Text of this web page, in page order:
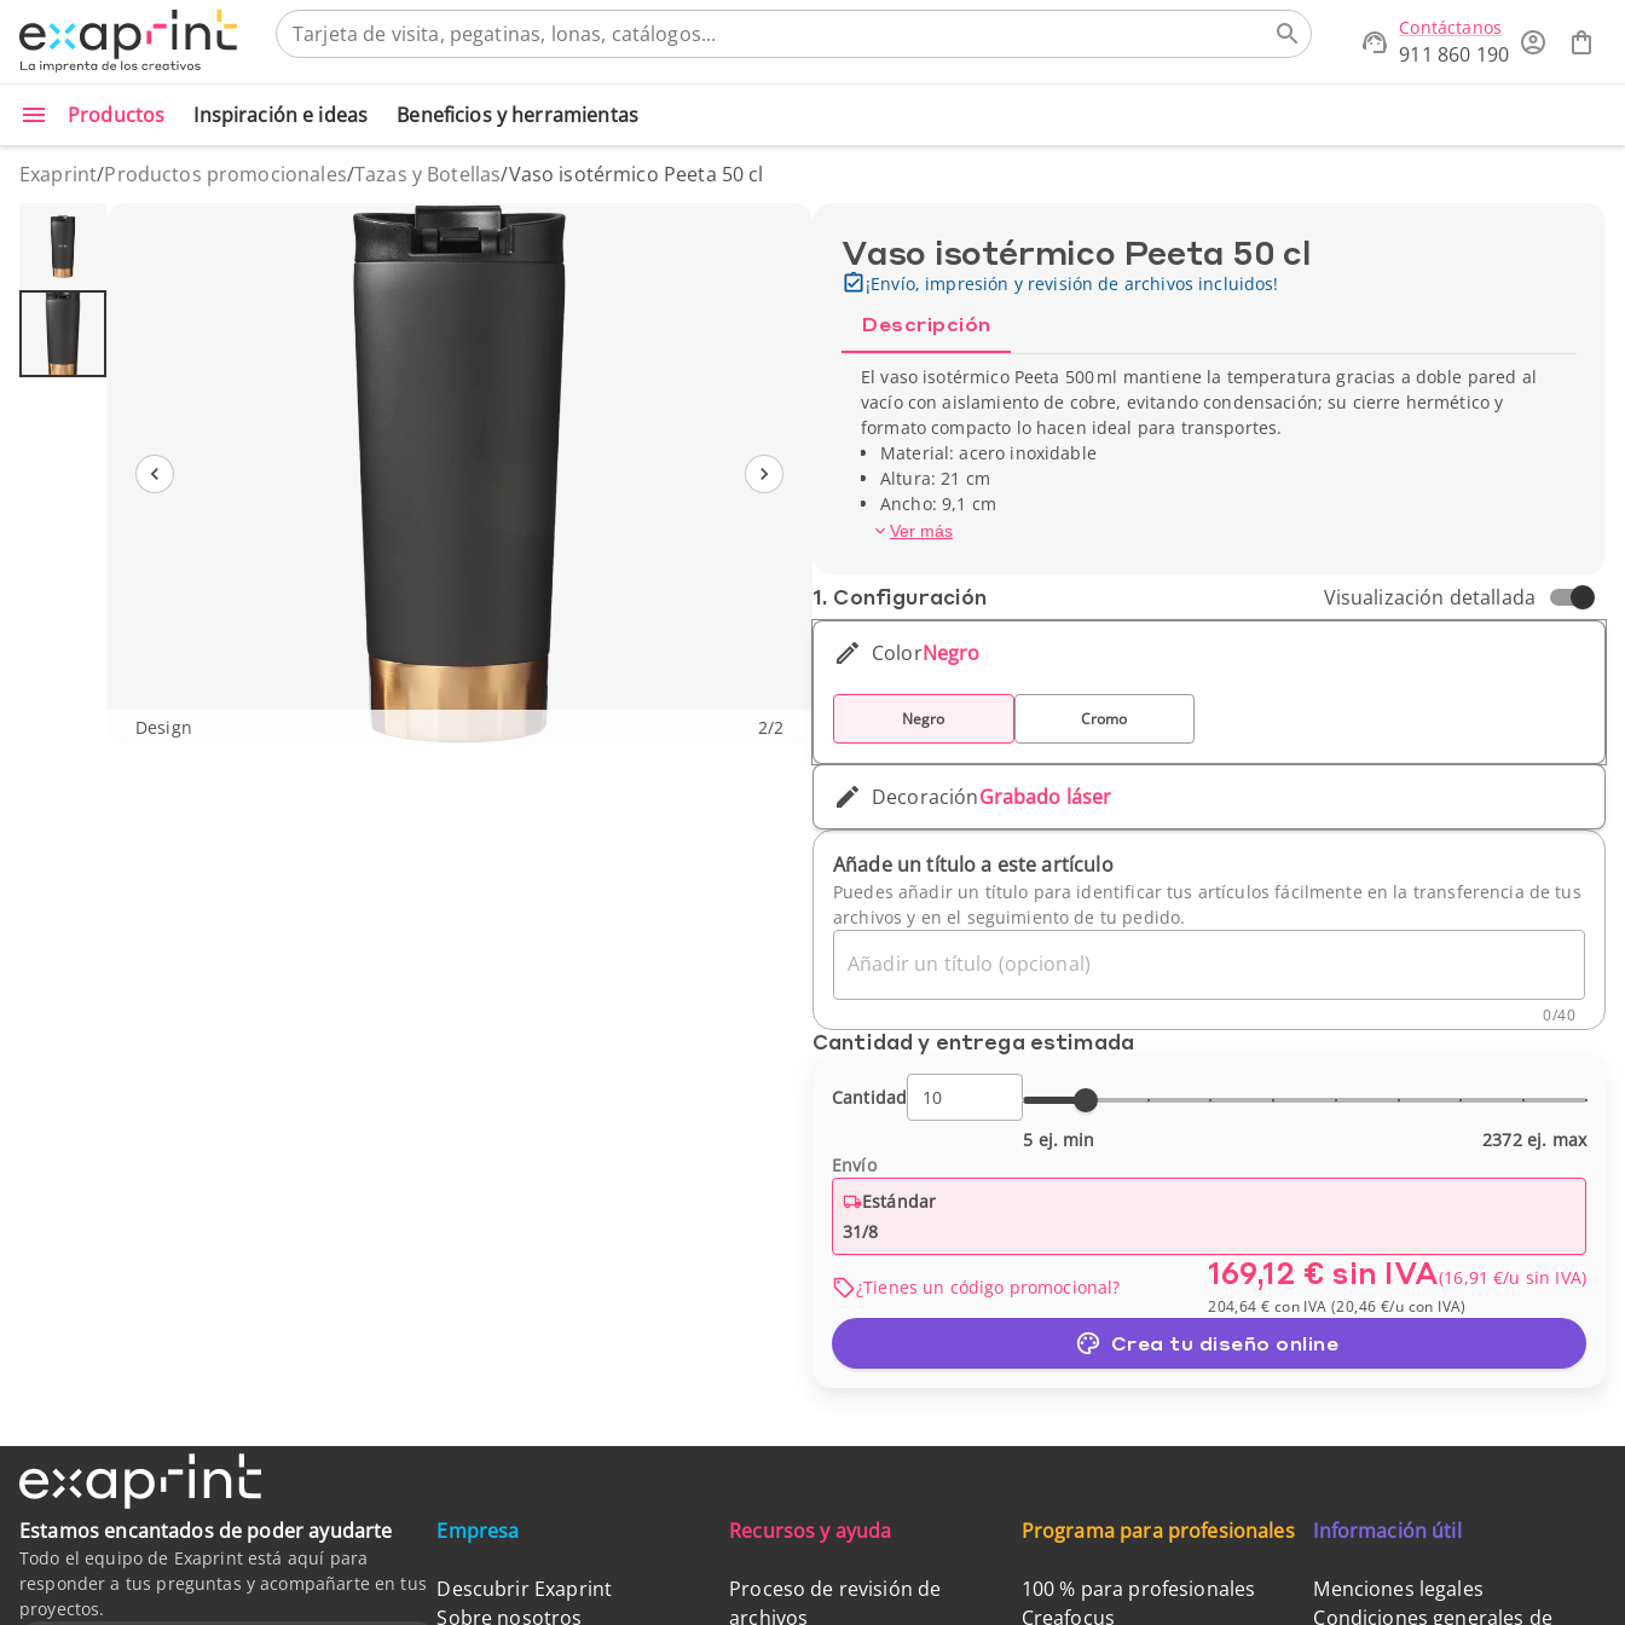
Contáctanos
911 860 190
Productos Inspiración e ideas Beneficios y herramientas
Exaprint/Productos promocionales/Tazas y Botellas/Vaso isotérmico Peeta 50 cl
Design 2/2
Vaso isotérmico Peeta 50 cl
¡Envío, impresión y revisión de archivos incluidos!
Descripción
El vaso isotérmico Peeta 500 ml mantiene la temperatura gracias a doble pared al
vacío con aislamiento de cobre, evitando condensación; su cierre hermético y
formato compacto lo hacen ideal para transportes.
Material: acero inoxidable
Altura: 21 cm
Ancho: 9,1 cm
Capacidad: 50 cl
Ver más
1. Conf­iguración Visualización detallada
ColorNegro
Negro Cromo
DecoraciónGrabado láser
Añade un título a este artículo
Puedes añadir un título para identificar tus artículos fácilmente en la transferencia de tus
archivos y en el seguimiento de tu pedido.
Añadir un título (opcional)
0/40
Cantidad y entrega estimada
Cantidad
5 ej. min
2372 ej. max
Envío
Estándar
31/8
¿Tienes un código promocional? 169,12 € sin IVA(16,91 €/u sin IVA)
204,64 € con IVA (20,46 €/u con IVA)
Crea tu diseño online
Estamos encantados de poder ayudarte
Todo el equipo de Exaprint está aquí para
responder a tus preguntas y acompañarte en tus
proyectos.
Empresa
Descubrir Exaprint
Sobre nosotros
Recursos y ayuda
Proceso de revisión de
archivos
Programa para profesionales
100 % para profesionales
Creafocus
Información útil
Menciones legales
Condiciones generales de